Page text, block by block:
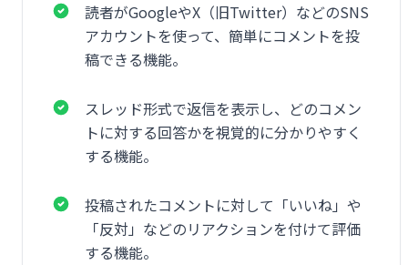
読者がGoogleやX（旧Twitter）などのSNS
アカウントを使って、簡単にコメントを投
稿できる機能。
スレッド形式で返信を表示し、どのコメン
トに対する回答かを視覚的に分かりやすく
する機能。
投稿されたコメントに対して「いいね」や
「反対」などのリアクションを付けて評価
する機能。